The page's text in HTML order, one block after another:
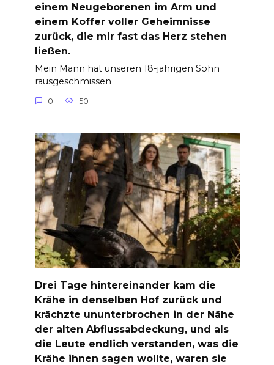
einem Neugeborenen im Arm und
einem Koffer voller Geheimnisse
zurück, die mir fast das Herz stehen
ließen.
Mein Mann hat unseren 18-jährigen Sohn
rausgeschmissen
0 50
Drei Tage hintereinander kam die
Krähe in denselben Hof zurück und
krächzte ununterbrochen in der Nähe
der alten Abflussabdeckung, und als
die Leute endlich verstanden, was die
Krähe ihnen sagen wollte, waren sie